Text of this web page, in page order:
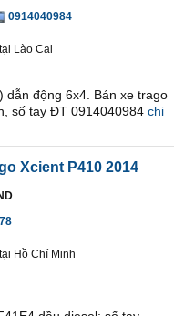
0914040984
tại Lào Cai
dẫn động 6x4. Bán xe trago
số tay ĐT 0914040984 chi
Xcient P410 2014
tại Hồ Chí Minh